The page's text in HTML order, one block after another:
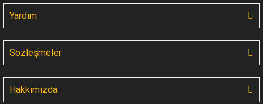
Yardım
Sözleşmeler
Hakkımızda